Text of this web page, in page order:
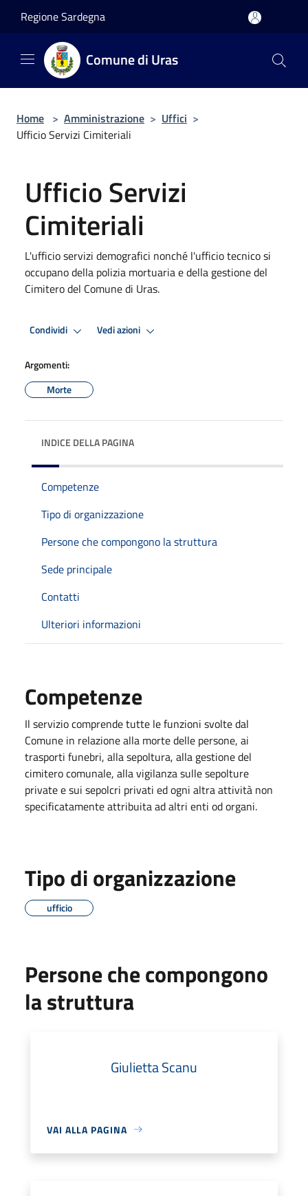
Regione Sardegna
Comune di Uras
Home > Amministrazione > Uffici >
Ufficio Servizi Cimiteriali
Ufficio Servizi
Cimiteriali
L'ufficio servizi demografici nonché l'ufficio tecnico si
occupano della polizia mortuaria e della gestione del
Cimitero del Comune di Uras.
Condividi Vedi azioni
Argomenti:
Morte
INDICE DELLA PAGINA
Competenze
Tipo di organizzazione
Persone che compongono la struttura
Sede principale
Contatti
Ulteriori informazioni
Competenze
Il servizio comprende tutte le funzioni svolte dal
Comune in relazione alla morte delle persone, ai
trasporti funebri, alla sepoltura, alla gestione del
cimitero comunale, alla vigilanza sulle sepolture
private e sui sepolcri privati ed ogni altra attività non
specificatamente attribuita ad altri enti od organi.
Tipo di organizzazione
ufficio
Persone che compongono
la struttura
Giulietta Scanu
VAI ALLA PAGINA